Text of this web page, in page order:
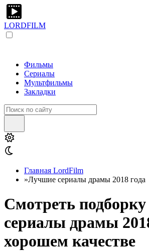
LORDFILM
Фильмы
Сериалы
Мультфильмы
Закладки
Главная LordFilm
»Лучшие сериалы драмы 2018 года
Смотреть
сериалы драмы
хорошем качестве